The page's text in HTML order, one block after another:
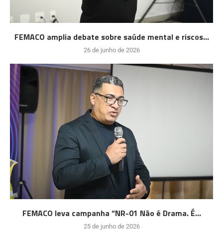
FEMACO amplia debate sobre saúde mental e riscos...
26 de junho de 2026
FEMACO leva campanha “NR-01 Não é Drama. É...
25 de junho de 2026